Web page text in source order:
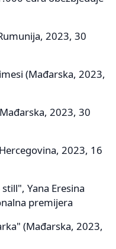
2023, 30
(Mađarska, 2023,
2023, 30
2023, 16
Yana Eresina
premijera
(Mađarska, 2023,